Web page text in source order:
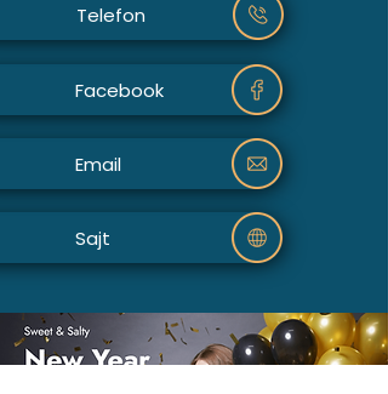
Telefon
Facebook
Email
Sajt